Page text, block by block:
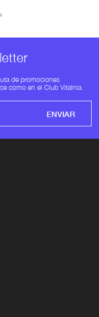
de promociones
como en el Club Vitalnia.
ENVIAR